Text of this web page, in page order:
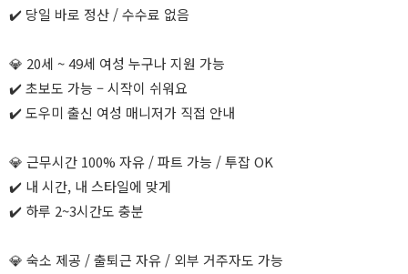
✔️ 당일 바로 정산 / 수수료 없음
💎 20세 ~ 49세 여성 누구나 지원 가능
✔️ 초보도 가능 – 시작이 쉬워요
✔️ 도우미 출신 여성 매니저가 직접 안내
💎 근무시간 100% 자유 / 파트 가능 / 투잡 OK
✔️ 내 시간, 내 스타일에 맞게
✔️ 하루 2~3시간도 충분
💎 숙소 제공 / 출퇴근 자유 / 외부 거주자도 가능